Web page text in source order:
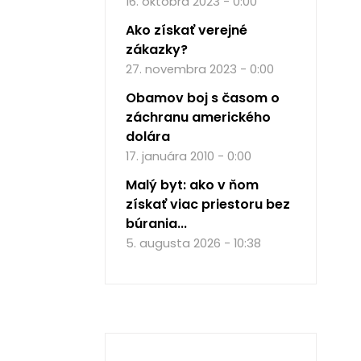
Ako získať verejné
zákazky?
27. novembra 2023 - 0:00
Obamov boj s časom o
záchranu amerického
dolára
17. januára 2010 - 0:00
Malý byt: ako v ňom
získať viac priestoru bez
búrania...
5. augusta 2026 - 10:38